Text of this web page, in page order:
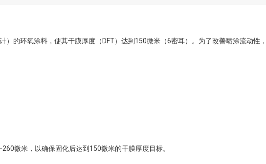
）的环氧涂料，使其干膜厚度（DFT）达到150微米（6密耳）。为了改善喷涂流动性
微米，以确保固化后达到150微米的干膜厚度目标。